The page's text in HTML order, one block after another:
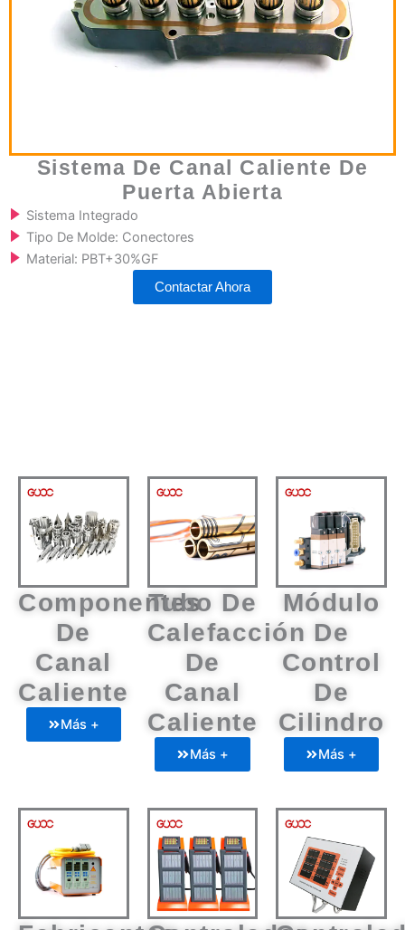
Sistema De Canal Caliente De
Puerta Abierta
Sistema Integrado
Tipo De Molde: Conectores
Material: PBT+30%GF
Contactar Ahora
Componentes
De
Canal
Caliente
Más +
Tubo De
Calefacción
De
Canal
Caliente
Más +
Módulo
De
Control
De
Cilindro
Más +